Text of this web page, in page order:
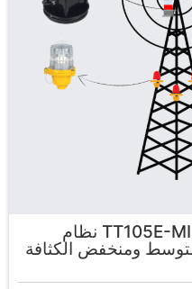
TT105E-MILI-XF86465XOL32100S نظام
متوسط ومنخفض الكثافة